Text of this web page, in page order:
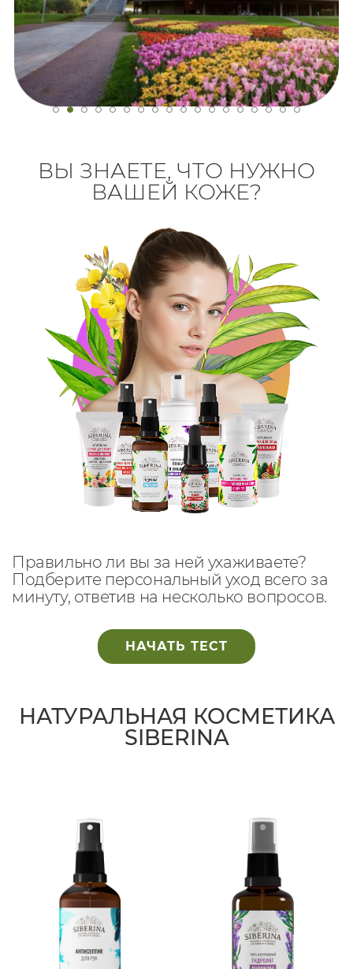
ВЫ ЗНАЕТЕ, ЧТО НУЖНО
ВАШЕЙ КОЖЕ?
Правильно ли вы за ней ухаживаете?
Подберите персональный уход всего за
минуту, ответив на несколько вопросов.
НАЧАТЬ ТЕСТ
НАТУРАЛЬНАЯ КОСМЕТИКА
SIBERINA